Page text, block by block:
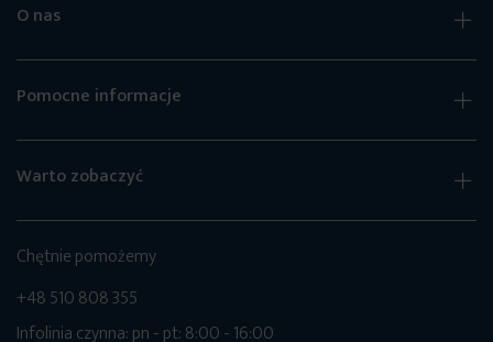
O nas
Pomocne informacje
Warto zobaczyć
Chętnie pomożemy
+48 510 808 355
Infolinia czynna: pn - pt: 8:00 - 16:00